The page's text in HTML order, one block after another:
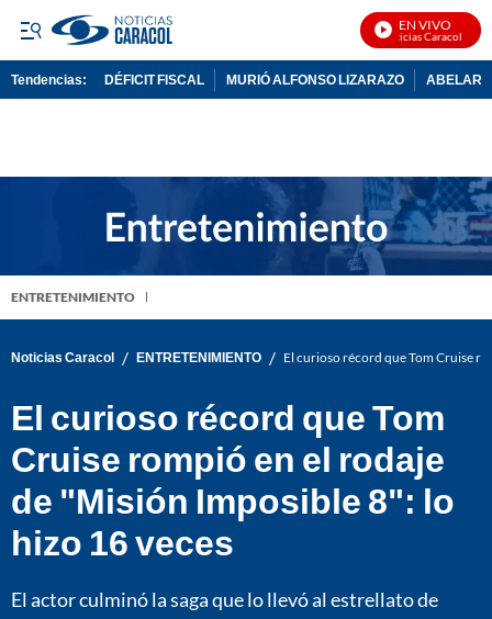
EN VIVO
Noticias Caracol En
Tendencias: DÉFICIT FISCAL MURIÓ ALFONSO LIZARAZO
ENTRETENIMIENTO
Noticias Caracol / ENTRETENIMIENTO / El curioso récord que Tom Cruise
El curioso récord que Tom
Cruise rompió en el rodaje
de "Misión Imposible 8": lo
hizo 16 veces
El actor culminó la saga que lo llevó al estrellato de